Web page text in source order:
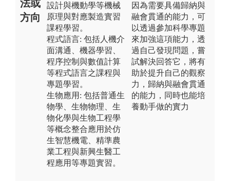
法或
方向
設計與機動學等機械
原理與對應製造實習
課程學習。
程式語言: 包括人機介
面溝通、機器學習、
程序控制與數值計算
等程式語言之課程與
專題學習。
生物應用: 包括普通生
物學、生物物理、生
物化學與生物工程學
等概念整合應用於仿
生智慧機電、精準農
業工程與新興生醫工
程應用等專題實習。
因為需要具備歸納與
融會貫通的能力，可
以透過參加科學專題
來加強這項能力，透
過自己發現問題，嘗
試解決回答它，將有
助於提升自己的觀察
力，歸納與融會貫通
的能力，同時也能培
養動手做的實力